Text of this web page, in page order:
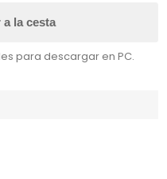
a la cesta
para descargar en PC.